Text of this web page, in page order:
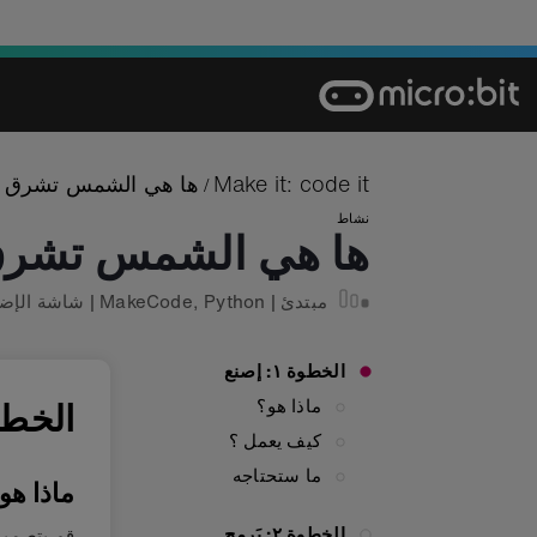
content
Make it: code it
/ ها هي الشمس تشرق
نشاط
ها هي الشمس
مبتدئ |
MakeCode, Python
| شاشة
الخطوة ١: إصنع
ماذا هو؟
كيف يعمل ؟
ما ستحتاجه
الخطوة
ماذا